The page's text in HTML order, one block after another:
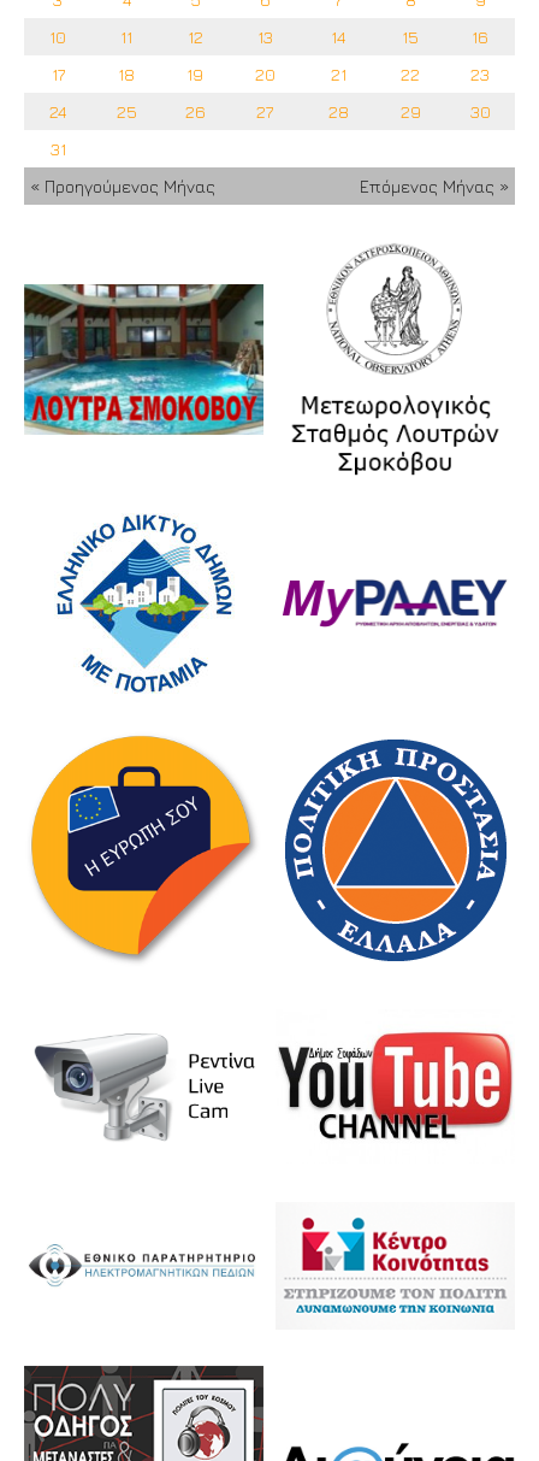
10
11 12 13 14 15
16
17
18 19 20 21 22
23
24
25 26 27 28 29
30
31
« Προηγούμενος Μήνας
Επόμενος Μήνας »